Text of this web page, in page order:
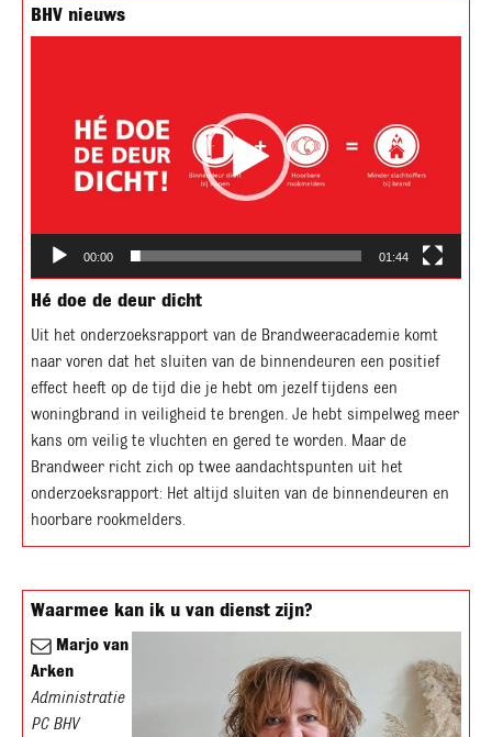
BHV nieuws
00:00 01:44
Hé doe de deur dicht
Uit het onderzoeksrapport van de Brandweeracademie komt
naar voren dat het sluiten van de binnendeuren een positief
effect heeft op de tijd die je hebt om jezelf tijdens een
woningbrand in veiligheid te brengen. Je hebt simpelweg meer
kans om veilig te vluchten en gered te worden. Maar de
Brandweer richt zich op twee aandachtspunten uit het
onderzoeksrapport: Het altijd sluiten van de binnendeuren en
hoorbare rookmelders.
Waarmee kan ik u van dienst zijn?
Marjo van
Arken
Administratie
PC BHV